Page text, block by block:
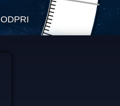
ODPRI